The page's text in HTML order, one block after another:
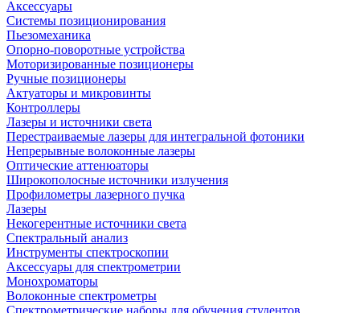
Аксессуары
Системы позиционирования
Пьезомеханика
Опорно-поворотные устройства
Моторизированные позиционеры
Ручные позиционеры
Актуаторы и микровинты
Контроллеры
Лазеры и источники света
Перестраиваемые лазеры для интегральной фотоники
Непрерывные волоконные лазеры
Оптические аттенюаторы
Широкополосные источники излучения
Профилометры лазерного пучка
Лазеры
Некогерентные источники света
Спектральный анализ
Инструменты спектроскопии
Аксессуары для спектрометрии
Монохроматоры
Волоконные спектрометры
Спектрометрические наборы для обучения студентов